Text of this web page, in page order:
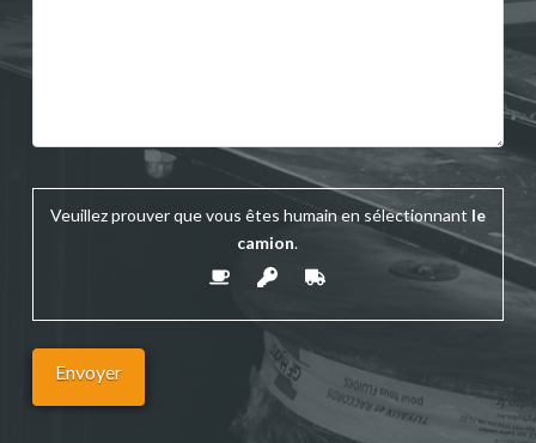
Veuillez prouver que vous êtes humain en sélectionnant le
camion.